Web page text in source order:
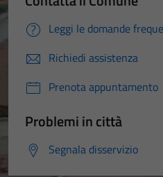
Leggi le domande
Richiedi assistenza
Prenota appuntamento
Problemi in città
Segnala disservizio